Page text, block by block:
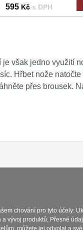
595 Kč s DPH
však jedno využití
Hřbet nože
přes brousek.
chování pro tyto účely:
vývoj produktů, Přesné
můžete jej odvolat a